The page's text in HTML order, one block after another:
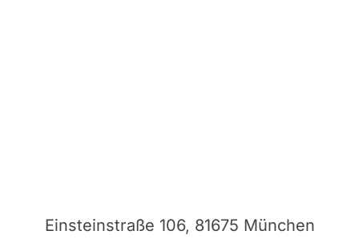
Einsteinstraße 106, 81675 München